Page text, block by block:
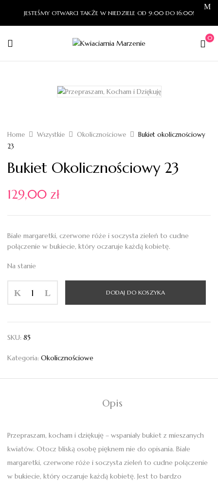
JESTEŚMY OTWARCI TAKŻE W NIEDZIELE OD 9:00 DO 16:00!
0
Home Wszystkie Okolicznościowe
Bukiet okolicznościowy
23
Bukiet Okolicznościowy 23
129,00 zł
Białe margaretki, czerwone róże i soczysta zieleń to cudne
połączenie w bukiecie, który oczaruje każdą kobietę.
Na stanie
Bukiet
okolicznościowy
DODAJ DO KOSZYKA
SKU: 85
Kategoria: Okolicznościowe
Opis
Przepraszam, kocham i dziękuję – wspaniały bukiet z mieszanych
kwiatów. Otocz bliską osobę pięknem nie do opisania. Białe
margaretki, czerwone róże i soczysta zieleń to cudne połączenie
w bukiecie, który oczaruje każdą kobietę. Jest to bardzo